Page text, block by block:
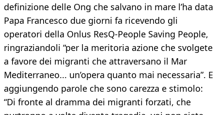
definizione delle Ong che salvano in mare l’ha data
Papa Francesco due giorni fa ricevendo gli
operatori della Onlus ResQ-People Saving People,
ringraziandoli “per la meritoria azione che svolgete
a favore dei migranti che attraversano il Mar
Mediterraneo... un’opera quanto mai necessaria”. E
aggiungendo parole che sono carezza e stimolo:
“Di fronte al dramma dei migranti forzati, che